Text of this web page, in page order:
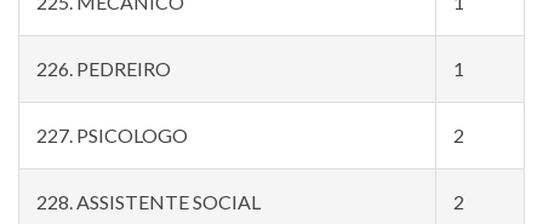
226. PEDREIRO 1
227. PSICOLOGO 2
228. ASSISTENTE SOCIAL 2